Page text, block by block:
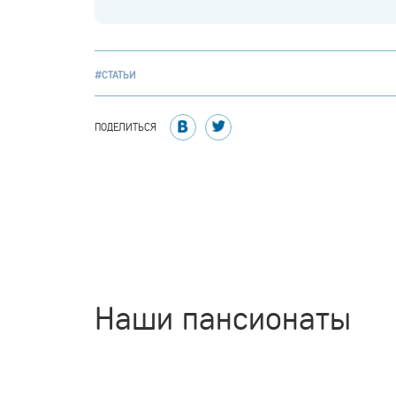
#СТАТЬИ
ПОДЕЛИТЬСЯ
Наши пансионаты